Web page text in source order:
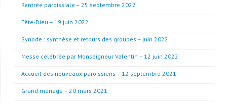
Rentrée paroissiale – 25 septembre 2022
Fête-Dieu – 19 juin 2022
Synode : synthèse et retours des groupes – juin 2022
Messe célébrée par Monseigneur Valentin – 12 juin 2022
Accueil des nouveaux paroissiens – 12 septembre 2021
Grand ménage – 20 mars 2021